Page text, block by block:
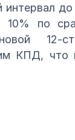
интервал
10% по
12-
КПД, что